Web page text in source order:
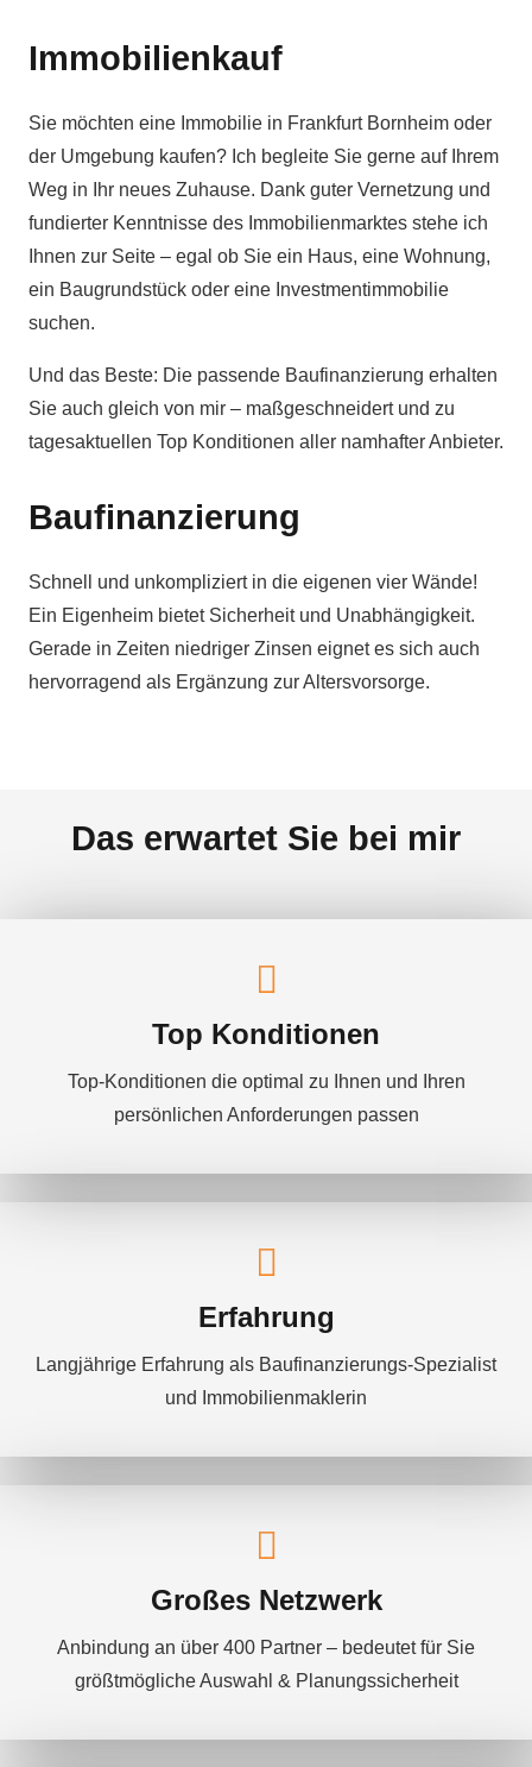
Immobilienkauf
Sie möchten eine Immobilie in Frankfurt Bornheim oder
der Umgebung kaufen? Ich begleite Sie gerne auf Ihrem
Weg in Ihr neues Zuhause. Dank guter Vernetzung und
fundierter Kenntnisse des Immobilienmarktes stehe ich
Ihnen zur Seite – egal ob Sie ein Haus, eine Wohnung,
ein Baugrundstück oder eine Investmentimmobilie
suchen.
Und das Beste: Die passende Baufinanzierung erhalten
Sie auch gleich von mir – maßgeschneidert und zu
tagesaktuellen Top Konditionen aller namhafter Anbieter.
Baufinanzierung
Schnell und unkompliziert in die eigenen vier Wände!
Ein Eigenheim bietet Sicherheit und Unabhängigkeit.
Gerade in Zeiten niedriger Zinsen eignet es sich auch
hervorragend als Ergänzung zur Altersvorsorge.
Das erwartet Sie bei mir
Top Konditionen
Top-Konditionen die optimal zu Ihnen und Ihren
persönlichen Anforderungen passen
Erfahrung
Langjährige Erfahrung als Baufinanzierungs-Spezialist
und Immobilienmaklerin
Großes Netzwerk
Anbindung an über 400 Partner – bedeutet für Sie
größtmögliche Auswahl & Planungssicherheit